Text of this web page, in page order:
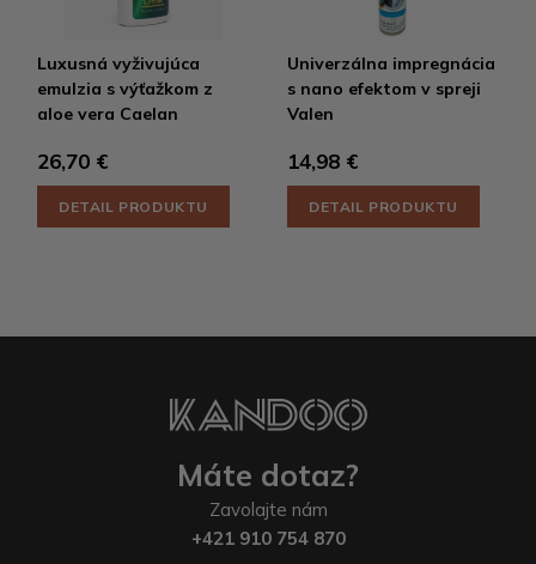
Luxusná vyživujúca
emulzia s výťažkom z
aloe vera Caelan
26,70 €
DETAIL PRODUKTU
Univerzálna impregnácia
s nano efektom v spreji
Valen
14,98 €
DETAIL PRODUKTU
Máte dotaz?
Zavolajte nám
+421 910 754 870